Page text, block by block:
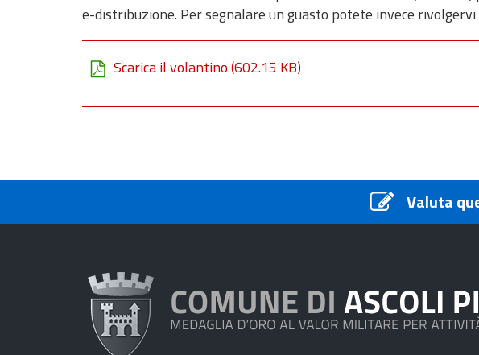
e-distribuzione. Per segnalare un guasto potete invece
Scarica il volantino(602.15 KB)
Valuta